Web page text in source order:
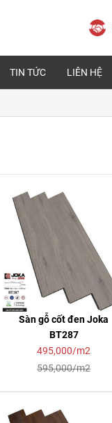
TIN TỨC LIÊN HỆ
Sàn gỗ cốt đen Joka
BT287
495,000/m2
595,000/m2